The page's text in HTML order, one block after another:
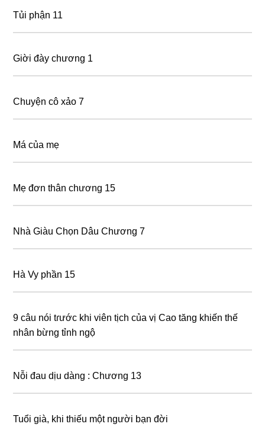
Tủi phận 11
Giời đày chương 1
Chuyện cô xảo 7
Má của mẹ
Mẹ đơn thân chương 15
Nhà Giàu Chọn Dâu Chương 7
Hà Vy phần 15
9 câu nói tɾước khi viên tịch của vị Cao tăng khiến thế
nhân bừng tỉnh ngộ
Nỗi đau dịu dàng : Chương 13
Tuổi già, khi thiếu một người bạn đời